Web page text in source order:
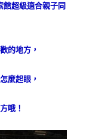
超級適合親子同
的地方，
麼起眼，
哦！